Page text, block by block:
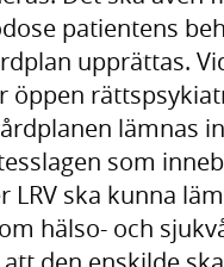
patientens
upprättas.
öppen
lämnas
som
LRV ska kunna
hälso- och